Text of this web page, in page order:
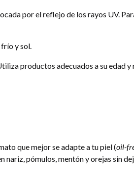
por el reflejo de los rayos UV.
frío y sol.
productos adecuados a su edad
que mejor se adapte a tu piel (oil-
nariz, pómulos, mentón y orejas sin